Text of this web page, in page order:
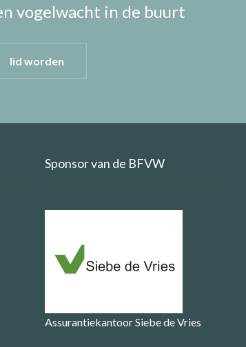
vogelwacht in de buurt
lid worden
Sponsor van de BFVW
Assurantiekantoor Siebe de Vries